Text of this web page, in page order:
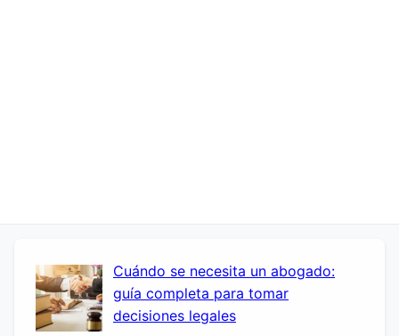
Cuándo se necesita un abogado:
guía completa para tomar
decisiones legales